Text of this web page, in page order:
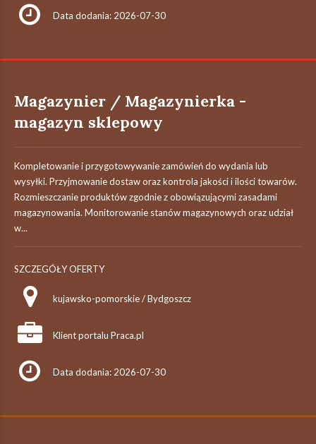
Data dodania: 2026-07-30
Magazynier / Magazynierka -
magazyn sklepowy
Kompletowanie i przygotowywanie zamówień do wydania lub
wysyłki. Przyjmowanie dostaw oraz kontrola jakości i ilości towarów.
Rozmieszczanie produktów zgodnie z obowiązującymi zasadami
magazynowania. Monitorowanie stanów magazynowych oraz udział
w...
SZCZEGÓŁY OFERTY
kujawsko-pomorskie / Bydgoszcz
Klient portalu Praca.pl
Data dodania: 2026-07-30